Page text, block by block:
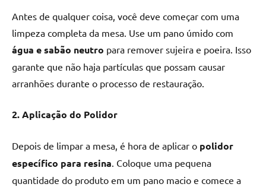
Antes de qualquer coisa, você deve começar com uma
limpeza completa da mesa. Use um pano úmido com
água e sabão neutro para remover sujeira e poeira. Isso
garante que não haja partículas que possam causar
arranhões durante o processo de restauração.
2. Aplicação do Polidor
Depois de limpar a mesa, é hora de aplicar o polidor
específico para resina . Coloque uma pequena
quantidade do produto em um pano macio e comece a